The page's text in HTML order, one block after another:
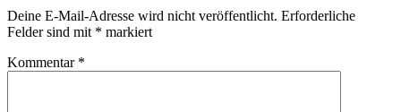
Deine E-Mail-Adresse wird nicht veröffentlicht. Erforderliche
Felder sind mit * markiert
Kommentar *